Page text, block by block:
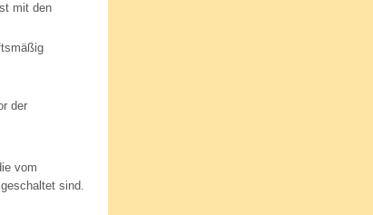
mit den
der
vom
sind.